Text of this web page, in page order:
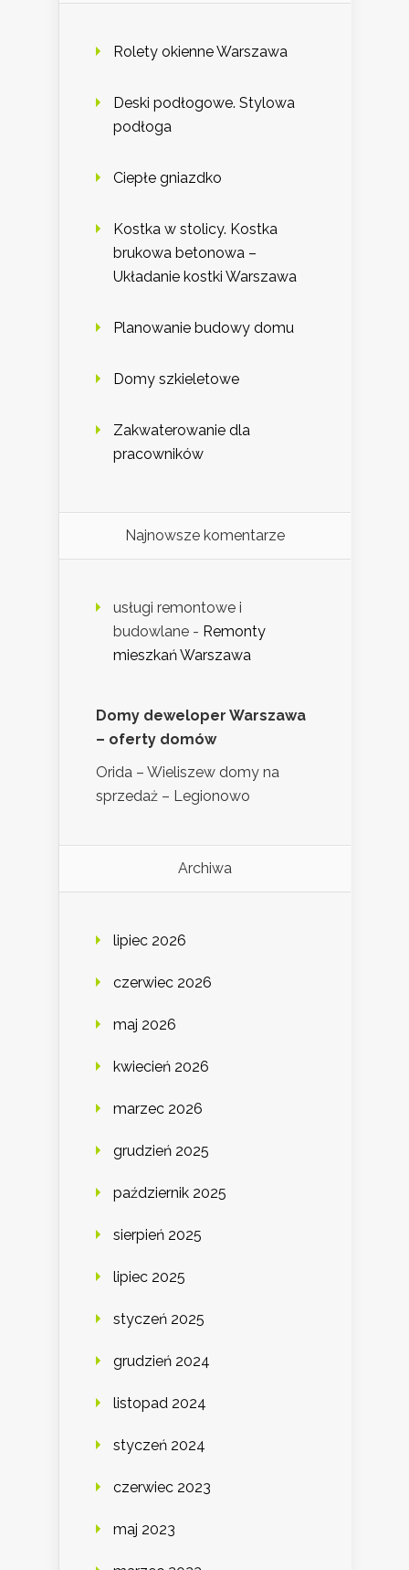
Rolety okienne Warszawa
Deski podłogowe. Stylowa
podłoga
Ciepłe gniazdko
Kostka w stolicy. Kostka
brukowa betonowa –
Układanie kostki Warszawa
Planowanie budowy domu
Domy szkieletowe
Zakwaterowanie dla
pracowników
Najnowsze komentarze
usługi remontowe i
budowlane - Remonty
mieszkań Warszawa
Domy deweloper Warszawa
– oferty domów
Orida – Wieliszew domy na
sprzedaż – Legionowo
Archiwa
lipiec 2026
czerwiec 2026
maj 2026
kwiecień 2026
marzec 2026
grudzień 2025
październik 2025
sierpień 2025
lipiec 2025
styczeń 2025
grudzień 2024
listopad 2024
styczeń 2024
czerwiec 2023
maj 2023